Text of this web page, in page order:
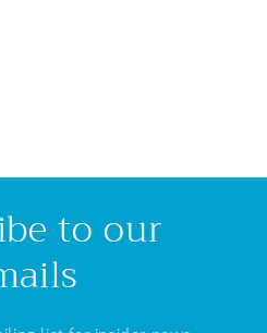
to our